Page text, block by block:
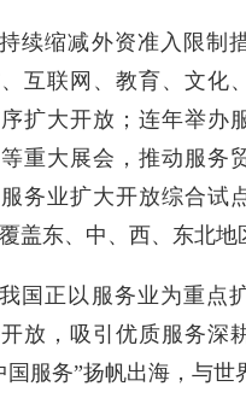
持续缩减外资准入限制
互联网、教育、文化
扩大开放；连年举办
重大展会，推动服务
务业扩大开放综合试
盖东、中、西、东北
我国正以服务业为重点
放，吸引优质服务深
国服务”扬帆出海，与世